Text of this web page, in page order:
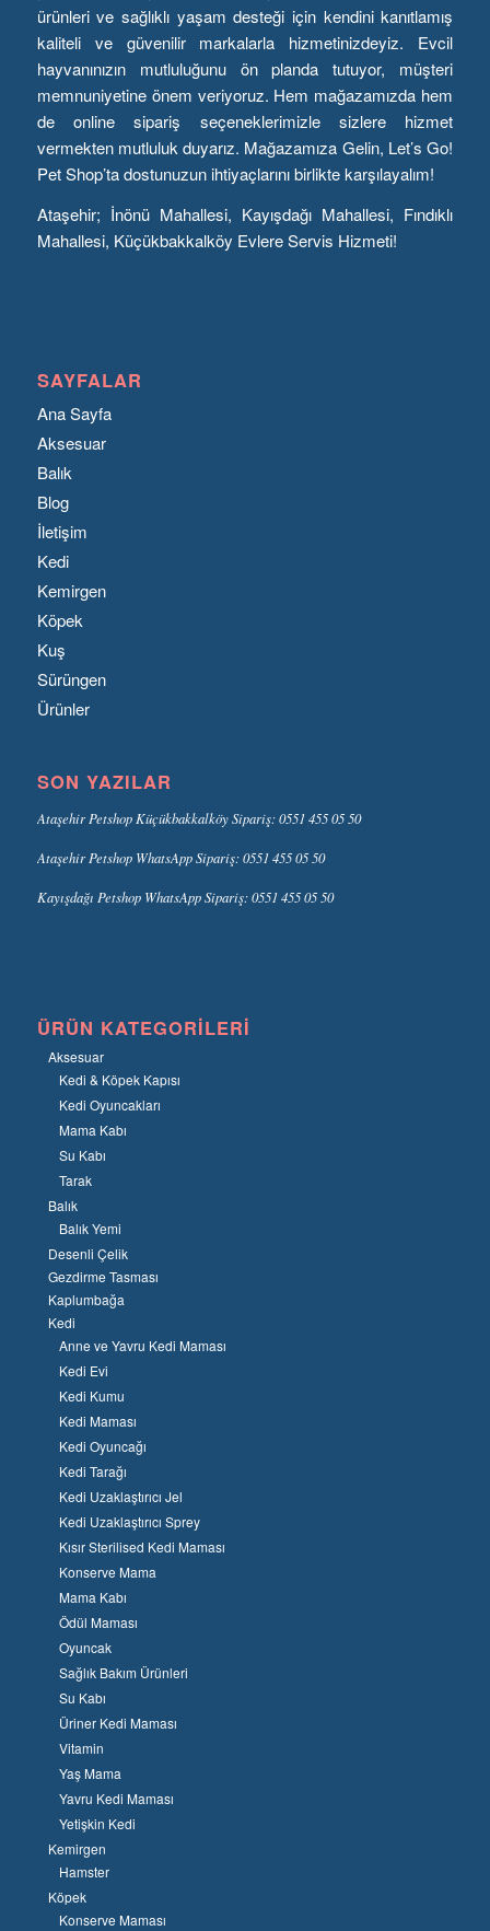
ürünleri ve sağlıklı yaşam desteği için kendini kanıtlamış
kaliteli ve güvenilir markalarla hizmetinizdeyiz. Evcil
hayvanınızın mutluluğunu ön planda tutuyor, müşteri
memnuniyetine önem veriyoruz. Hem mağazamızda hem
de online sipariş seçeneklerimizle sizlere hizmet
vermekten mutluluk duyarız. Mağazamıza Gelin, Let’s Go!
Pet Shop’ta dostunuzun ihtiyaçlarını birlikte karşılayalım!
Ataşehir; İnönü Mahallesi, Kayışdağı Mahallesi, Fındıklı
Mahallesi, Küçükbakkalköy Evlere Servis Hizmeti!
SAYFALAR
Ana Sayfa
Aksesuar
Balık
Blog
İletişim
Kedi
Kemirgen
Köpek
Kuş
Sürüngen
Ürünler
SON YAZILAR
Ataşehir Petshop Küçükbakkalköy Sipariş: 0551 455 05 50
Ataşehir Petshop WhatsApp Sipariş: 0551 455 05 50
Kayışdağı Petshop WhatsApp Sipariş: 0551 455 05 50
ÜRÜN KATEGORILERI
Aksesuar
Kedi & Köpek Kapısı
Kedi Oyuncakları
Mama Kabı
Su Kabı
Tarak
Balık
Balık Yemi
Desenli Çelik
Gezdirme Tasması
Kaplumbağa
Kedi
Anne ve Yavru Kedi Maması
Kedi Evi
Kedi Kumu
Kedi Maması
Kedi Oyuncağı
Kedi Tarağı
Kedi Uzaklaştırıcı Jel
Kedi Uzaklaştırıcı Sprey
Kısır Sterilised Kedi Maması
Konserve Mama
Mama Kabı
Ödül Maması
Oyuncak
Sağlık Bakım Ürünleri
Su Kabı
Üriner Kedi Maması
Vitamin
Yaş Mama
Yavru Kedi Maması
Yetişkin Kedi
Kemirgen
Hamster
Köpek
Konserve Maması